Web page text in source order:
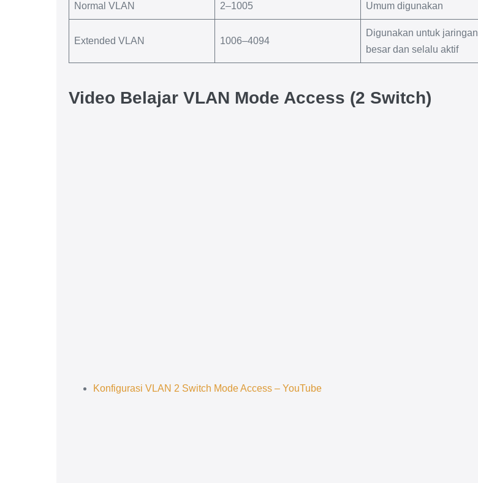
Normal VLAN 2–1005 Umum digunakan
Extended VLAN 1006–4094
Digunakan untuk jaringan
besar dan selalu aktif
Video Belajar VLAN Mode Access (2 Switch)
Konfigurasi VLAN 2 Switch Mode Access – YouTube